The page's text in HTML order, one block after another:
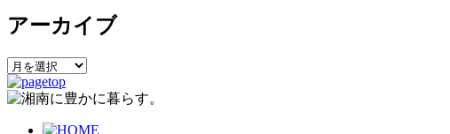
ゴ
ー
アーカイブ
ア
ー
カ